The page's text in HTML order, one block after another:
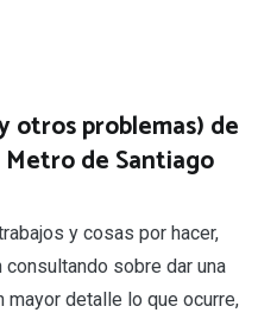
otros problemas) de
de Santiago
y cosas por hacer,
sobre dar una
mayor detalle lo que ocurre,